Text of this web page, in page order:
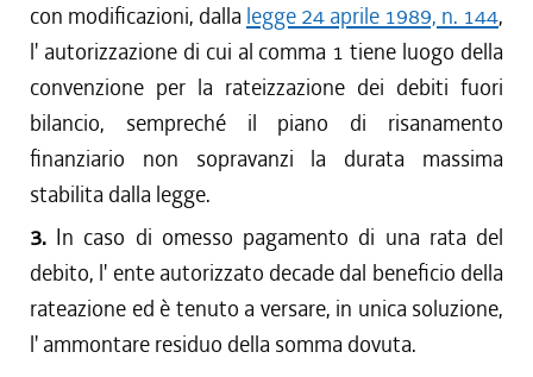
con modificazioni, dalla legge 24 aprile 1989, n. 144,
l' autorizzazione di cui al comma 1 tiene luogo della
convenzione per la rateizzazione dei debiti fuori
bilancio, sempreché il piano di risanamento
finanziario non sopravanzi la durata massima
stabilita dalla legge.
3. In caso di omesso pagamento di una rata del
debito, l' ente autorizzato decade dal beneficio della
rateazione ed è tenuto a versare, in unica soluzione,
l' ammontare residuo della somma dovuta.